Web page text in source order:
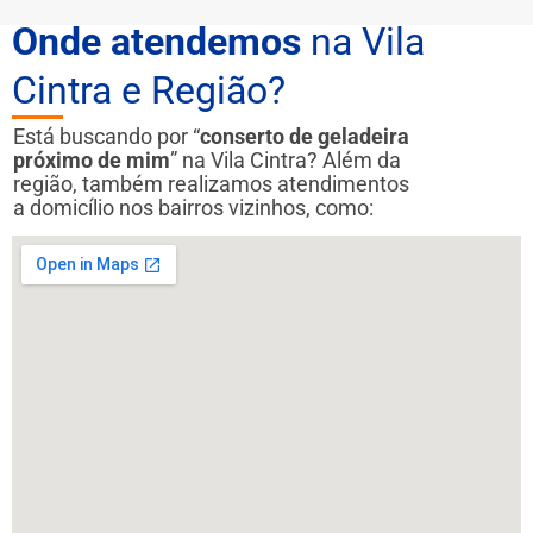
Onde atendemos na Vila
Cintra e Região?
Está buscando por “conserto de geladeira
próximo de mim” na Vila Cintra? Além da
região, também realizamos atendimentos
a domicílio nos bairros vizinhos, como: